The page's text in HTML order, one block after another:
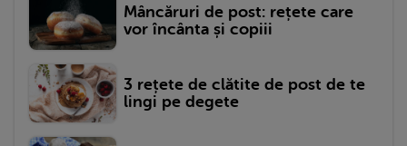
Mâncăruri de post: rețete care
vor încânta și copiii
3 rețete de clătite de post de te
lingi pe degete